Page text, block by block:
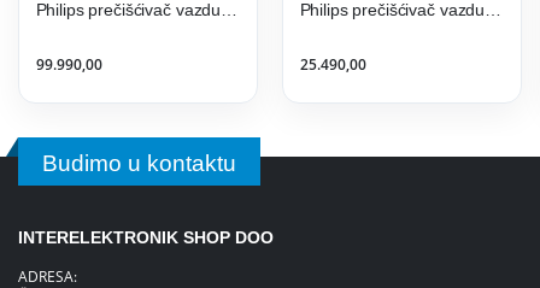
99.990,00 25.490,00
Budimo u kontaktu
INTERELEKTRONIK SHOP DOO
ADRESA: